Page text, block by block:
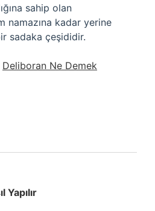
sahip olan
namazına kadar yerine
sadaka çeşididir.
Deliboran Ne Demek
Yapılır